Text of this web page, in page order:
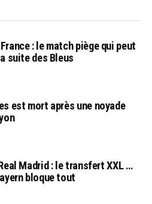
: le match piège qui peut
suite des Bleus
est mort après une noyade
Madrid : le transfert XXL …
bloque tout